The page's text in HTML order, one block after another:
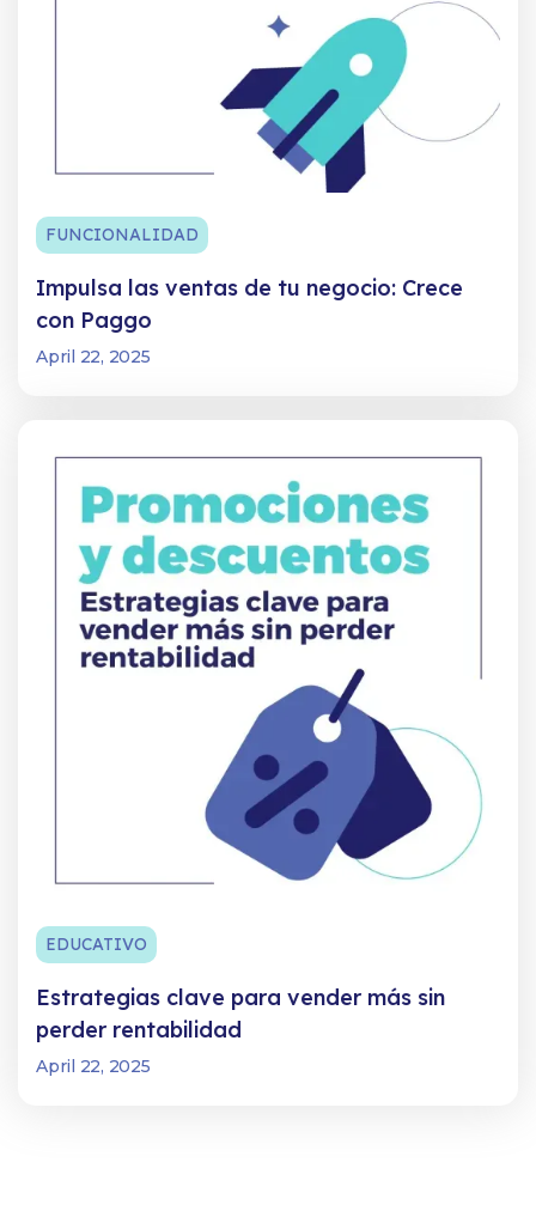
FUNCIONALIDAD
Impulsa las ventas de tu negocio: Crece
con Paggo
April 22, 2025
EDUCATIVO
Estrategias clave para vender más sin
perder rentabilidad
April 22, 2025